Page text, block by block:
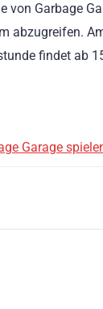
von Garbage
abzugreifen.
findet ab
Garage